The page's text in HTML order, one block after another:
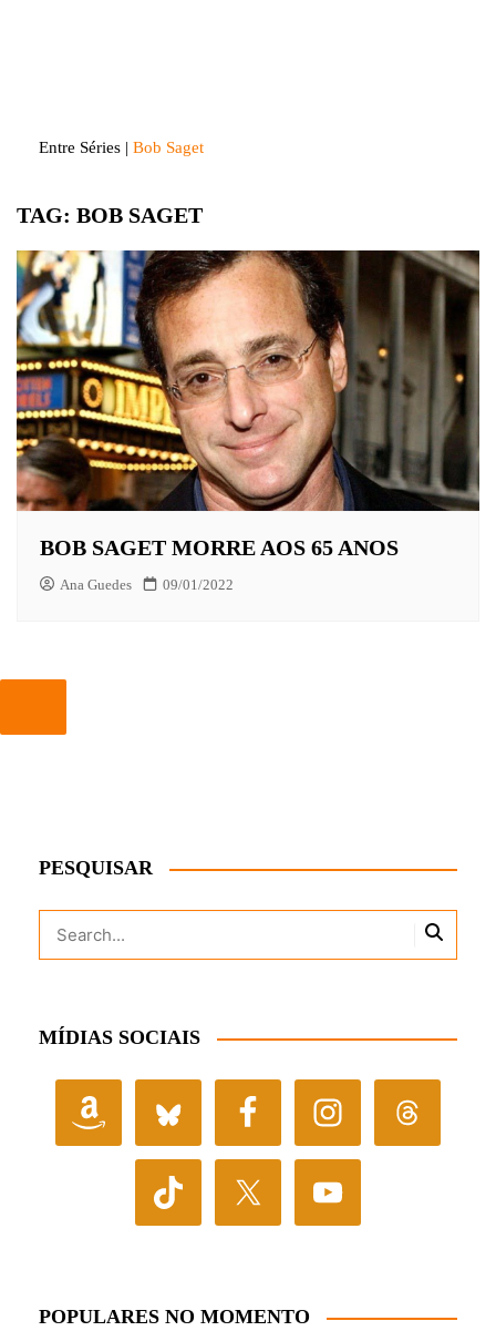
Entre Séries | Bob Saget
TAG: BOB SAGET
BOB SAGET MORRE AOS 65 ANOS
Ana Guedes 09/01/2022
PESQUISAR
MÍDIAS SOCIAIS
POPULARES NO MOMENTO